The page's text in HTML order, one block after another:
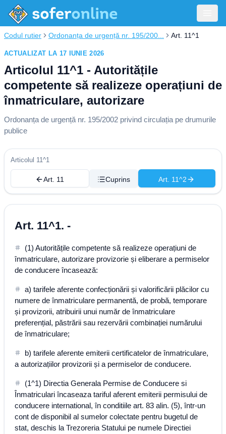
Codul rutier Ordonanța de urgență nr. 195/200... Art. 11^1
ACTUALIZAT LA 17 IUNIE 2026
Articolul 11^1 - Autoritățile
competente să realizeze operațiuni de
înmatriculare, autorizare
Ordonanța de urgență nr. 195/2002 privind circulația pe drumurile
publice
Articolul 11^1
Art. 11 Cuprins Art. 11^2
Art. 11^1. -
(1) Autoritățile competente să realizeze operațiuni de
înmatriculare, autorizare provizorie și eliberare a permiselor
de conducere încasează:
a) tarifele aferente confecționării și valorificării plăcilor cu
numere de înmatriculare permanentă, de probă, temporare
și provizorii, atribuirii unui număr de înmatriculare
preferențial, păstrării sau rezervării combinației numărului
de înmatriculare;
b) tarifele aferente emiterii certificatelor de înmatriculare,
a autorizațiilor provizorii și a permiselor de conducere.
(1^1) Directia Generala Permise de Conducere si
Înmatriculari încaseaza tariful aferent emiterii permisului de
conducere international, în conditiile art. 83 alin. (5), într-un
cont de disponibil al sumelor colectate pentru bugetul de
stat, deschis la Trezoreria Statului pe numele Directiei